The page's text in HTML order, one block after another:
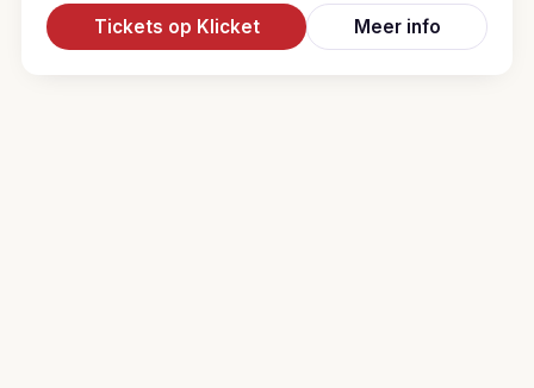
Tickets op Klicket Meer info